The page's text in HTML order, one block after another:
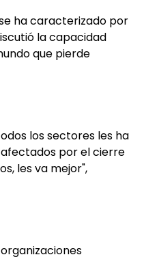
ha caracterizado por
la capacidad
que pierde
los sectores les ha
afectados por el cierre
les va mejor",